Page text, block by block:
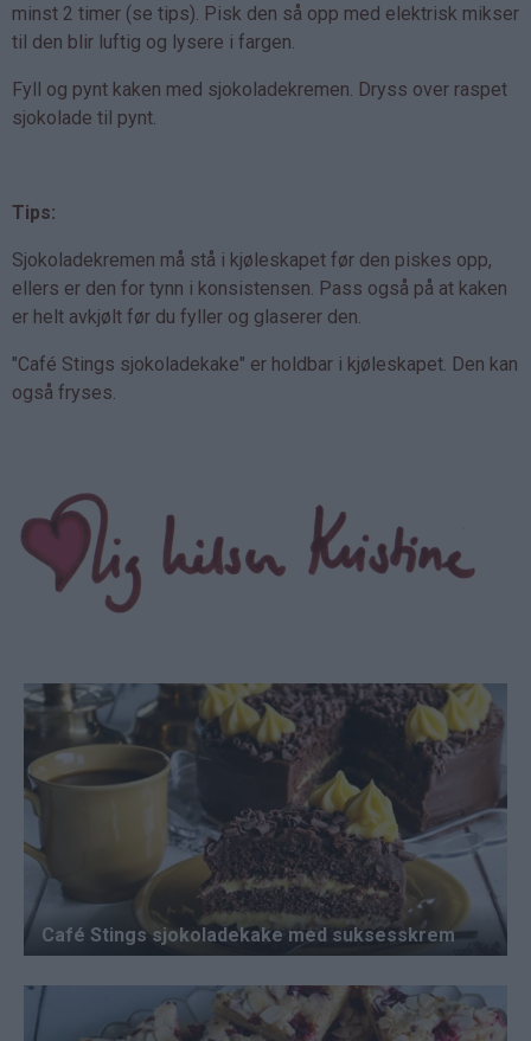
minst 2 timer (se tips). Pisk den så opp med elektrisk mikser
til den blir luftig og lysere i fargen.
Fyll og pynt kaken med sjokoladekremen. Dryss over raspet
sjokolade til pynt.
Tips:
Sjokoladekremen må stå i kjøleskapet før den piskes opp,
ellers er den for tynn i konsistensen. Pass også på at kaken
er helt avkjølt før du fyller og glaserer den.
"Café Stings sjokoladekake" er holdbar i kjøleskapet. Den kan
også fryses.